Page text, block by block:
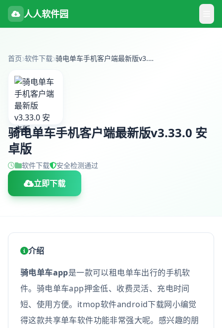
人人软件园
首页 软件下载 骑电单车手机客户端最新版v3.33.0 安卓版
骑电单车手机客户端最新版v3.33.0 安
卓版
软件下载 安全检测通过
立即下载
介绍
骑电单车app是一款可以租电单车出行的手机软
件。骑电单车app押金低、收费灵活、充电时间
短、使用方便。itmop软件android下载网小编觉
得这款共享单车软件功能非常强大呢。感兴趣的朋